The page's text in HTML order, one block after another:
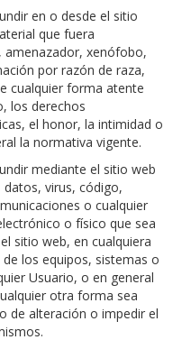
en o desde el sitio
que fuera
xenófobo,
por razón de raza,
cualquier forma atente
los derechos
el honor, la intimidad o
la normativa vigente.
mediante el sitio web
virus, código,
o cualquier
o físico que sea
sitio web, en cualquiera
los equipos, sistemas o
Usuario, o en general
otra forma sea
de alteración o impedir el